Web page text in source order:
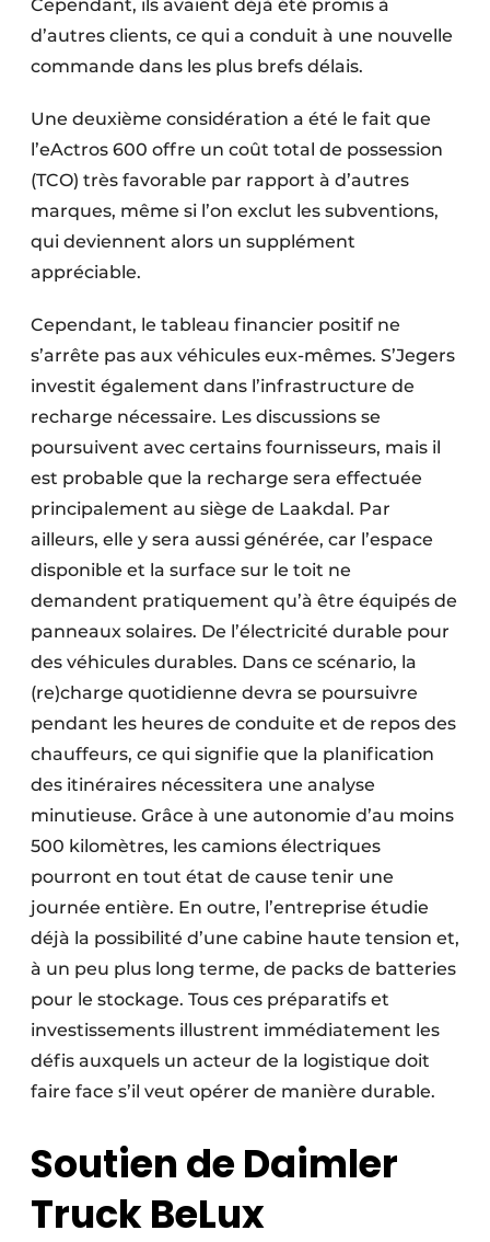
Cependant, ils avaient déjà été promis à
d’autres clients, ce qui a conduit à une nouvelle
commande dans les plus brefs délais.
Une deuxième considération a été le fait que
l’eActros 600 offre un coût total de possession
(TCO) très favorable par rapport à d’autres
marques, même si l’on exclut les subventions,
qui deviennent alors un supplément
appréciable.
Cependant, le tableau financier positif ne
s’arrête pas aux véhicules eux-mêmes. S’Jegers
investit également dans l’infrastructure de
recharge nécessaire. Les discussions se
poursuivent avec certains fournisseurs, mais il
est probable que la recharge sera effectuée
principalement au siège de Laakdal. Par
ailleurs, elle y sera aussi générée, car l’espace
disponible et la surface sur le toit ne
demandent pratiquement qu’à être équipés de
panneaux solaires. De l’électricité durable pour
des véhicules durables. Dans ce scénario, la
(re)charge quotidienne devra se poursuivre
pendant les heures de conduite et de repos des
chauffeurs, ce qui signifie que la planification
des itinéraires nécessitera une analyse
minutieuse. Grâce à une autonomie d’au moins
500 kilomètres, les camions électriques
pourront en tout état de cause tenir une
journée entière. En outre, l’entreprise étudie
déjà la possibilité d’une cabine haute tension et,
à un peu plus long terme, de packs de batteries
pour le stockage. Tous ces préparatifs et
investissements illustrent immédiatement les
défis auxquels un acteur de la logistique doit
faire face s’il veut opérer de manière durable.
Soutien de Daimler
Truck BeLux